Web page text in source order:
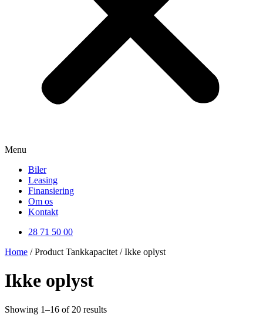
Menu
Biler
Leasing
Finansiering
Om os
Kontakt
28 71 50 00
Home / Product Tankkapacitet / Ikke oplyst
Ikke oplyst
Showing 1–16 of 20 results